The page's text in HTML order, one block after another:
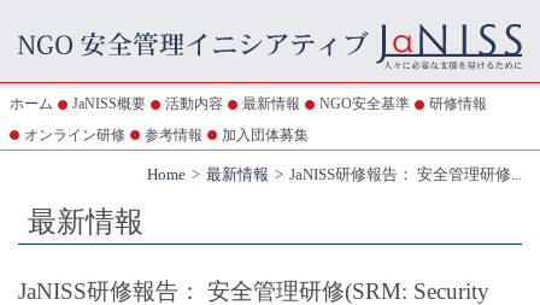
ホーム JaNISS概要 活動内容 最新情報 NGO安全基準
研修情報
オンライン研修
参考情報 加入団体募集
Home 最新情報 JaNISS研修報告： 安全管理研修...
最新情報
JaNISS研修報告： 安全管理研修(SRM: Security